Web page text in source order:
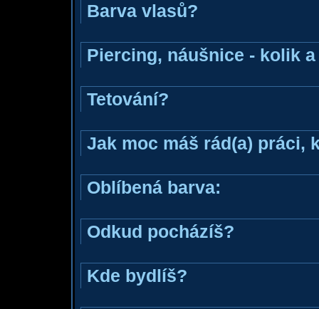
Barva vlasů?
Piercing, náušnice - kolik
Tetování?
Jak moc máš rád(a) práci,
Oblíbená barva:
Odkud pocházíš?
Kde bydlíš?